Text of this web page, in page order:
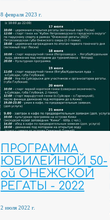
8 февраля 2023 г.
ПРОГРАММА
ЮБИЛЕЙНОЙ 50-
ой ОНЕЖСКОЙ
РЕГАТЫ - 2022
2 июля 2022 г.